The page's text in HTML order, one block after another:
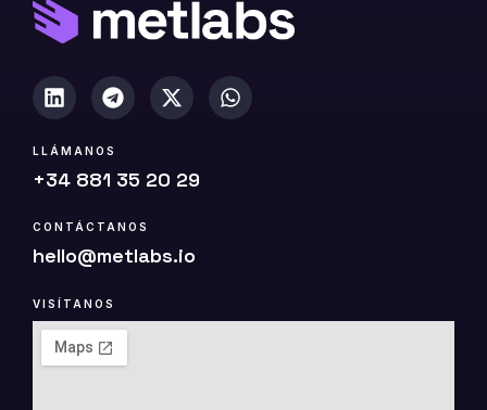
a
)
LLÁMANOS
+34 881 35 20 29
CONTÁCTANOS
hello@metlabs.io
VISÍTANOS